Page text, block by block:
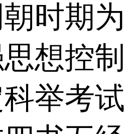
时期为
想控制
举考试